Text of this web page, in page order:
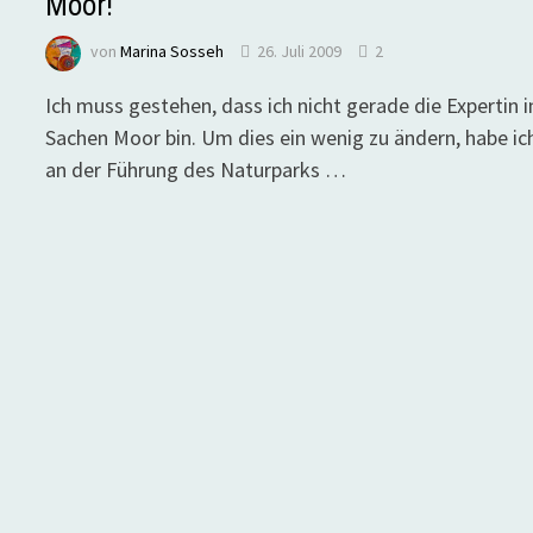
vonMarina Sosseh 26. Juli 2009 2
Ich muss gestehen, dass ich nicht gerade die Expertin
Sachen Moor bin. Um dies ein wenig zu ändern, habe
an der Führung des Naturparks …